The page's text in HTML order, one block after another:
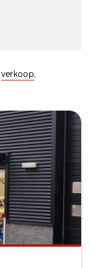
verkoop,